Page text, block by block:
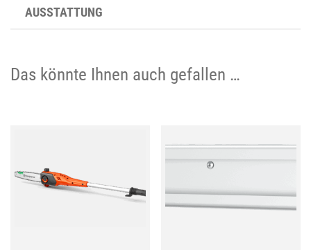
AUSSTATTUNG
Das könnte Ihnen auch gefallen …